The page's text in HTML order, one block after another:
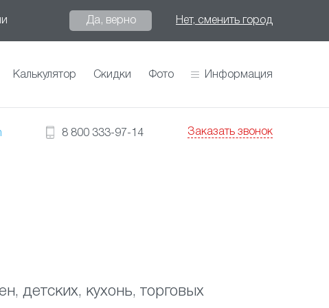
Да, верно Нет, сменить город
Калькулятор Скидки Фото Информация
8 800 333-97-14 Заказать звонок
детских, кухонь, торговых